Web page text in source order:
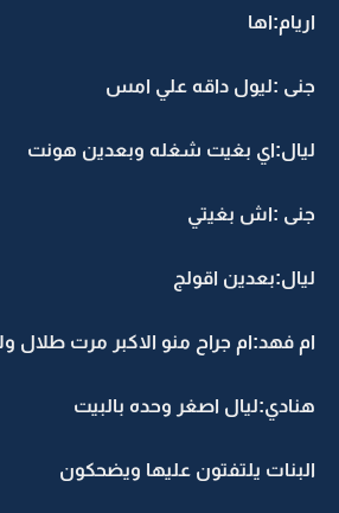
اريام:اها
جنى :ليول داقه علي امس
ليال:اي بغيت شغله وبعدين هونت
جنى :اش بغيتي
ليال:بعدين اقولج
ام فهد:ام جراح منو الاكبر مرت طلال
هنادي:ليال اصغر وحده بالبيت
البنات يلتفتون عليها ويضحكون